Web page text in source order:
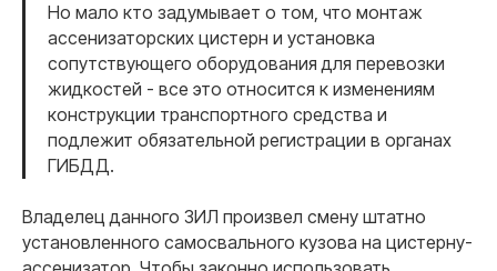
Но мало кто задумывает о том, что монтаж
ассенизаторских цистерн и установка
сопутствующего оборудования для перевозки
жидкостей - все это относится к изменениям
конструкции транспортного средства и
подлежит обязательной регистрации в органах
ГИБДД.
Владелец данного ЗИЛ произвел смену штатно
установленного самосвального кузова на цистерну-